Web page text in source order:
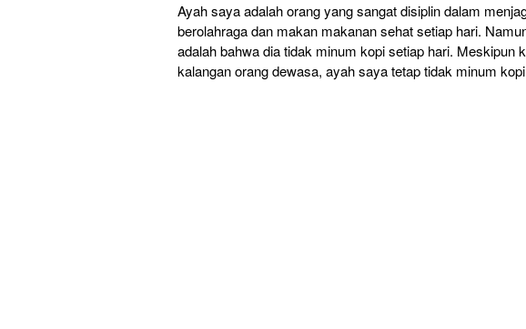
Ayah saya adalah orang yang sangat disiplin dalam
berolahraga dan makan makanan sehat setiap hari.
adalah bahwa dia tidak minum kopi setiap hari. Meskipun
kalangan orang dewasa, ayah saya tetap tidak minum